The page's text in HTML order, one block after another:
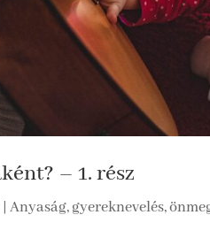
– 1. rész
|Anyaság, gyereknevelés,